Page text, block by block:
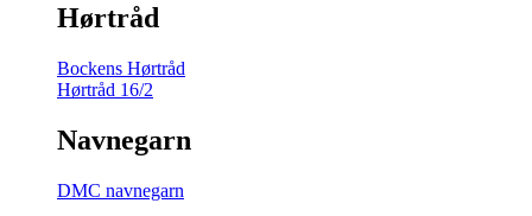
Hørtråd
Bockens Hørtråd
Hørtråd 16/2
Navnegarn
DMC navnegarn